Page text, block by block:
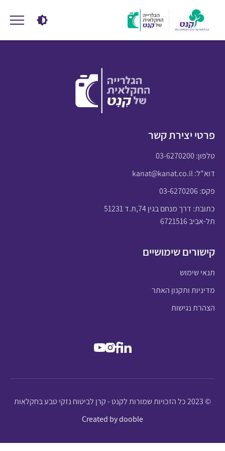
פרטי יצירת קשר
טלפון:03-6270200
דוא"ל:kanat@kanat.co.il
פקס: 03-6270206
כתובת: דרך מנחם בגין 74,ת.ד 51231
תל-אביב 6721516
קישורים שימושיים
תנאי שימוש
מדיניות ותקנון האתר
הצהרת נגישות
© 2023 כל הזכויות שמורות לקנט - קרן לביטוח נזקי טבע בחקלאות
Created by dooble